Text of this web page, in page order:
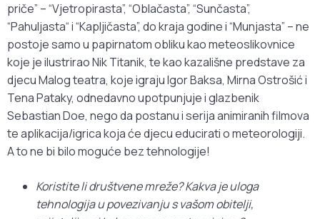
priče” – “Vjetropirasta”, “Oblačasta”, “Sunčasta”,
“Pahuljasta“ i “Kapljičasta”, do kraja godine i “Munjasta” – ne
postoje samo u papirnatom obliku kao meteoslikovnice
koje je ilustrirao Nik Titanik, te kao kazališne predstave za
djecu Malog teatra, koje igraju Igor Baksa, Mirna Ostrošić i
Tena Pataky, odnedavno upotpunjuje i glazbenik
Sebastian Doe, nego da postanu i serija animiranih filmova
te aplikacija/igrica koja će djecu educirati o meteorologiji.
A to ne bi bilo moguće bez tehnologije!
Koristite li društvene mreže? Kakva je uloga
tehnologija u povezivanju s vašom obitelji,